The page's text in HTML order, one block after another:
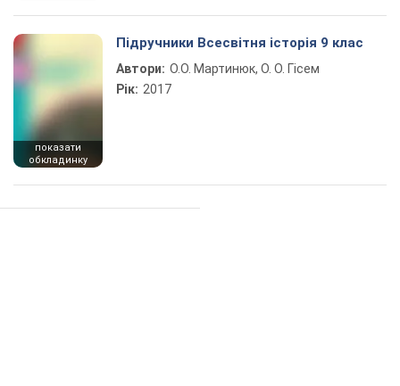
показати
обкладинку
Підручники Всесвітня історія 9 клас
Автори: О.О. Мартинюк, О. О. Гісем
Рік: 2017